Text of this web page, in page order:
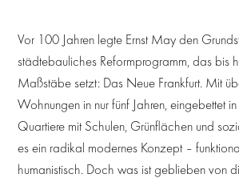
Vor 100 Jahren legte Ernst May den
städtebauliches Reformprogramm, das bis
Maßstäbe setzt: Das Neue Frankfurt. Mit
Wohnungen in nur fünf Jahren, eingebettet
Quartiere mit Schulen, Grünflächen und
es ein radikal modernes Konzept –
humanistisch. Doch was ist geblieben von